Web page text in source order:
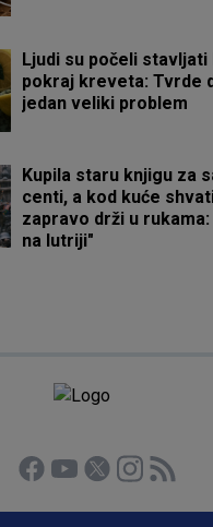
Ljudi su počeli stavljati
pokraj kreveta: Tvrde
jedan veliki problem
Kupila staru knjigu za
centi, a kod kuće
zapravo drži u
na lutriji"